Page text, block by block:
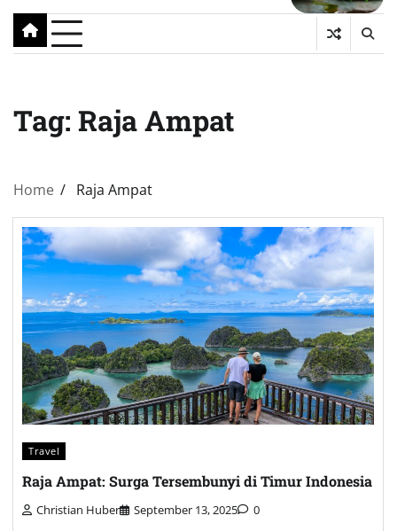
Tag: Raja Ampat
Home Raja Ampat
Travel
Raja Ampat: Surga Tersembunyi di Timur Indonesia
Christian Huber September 13, 2025 0